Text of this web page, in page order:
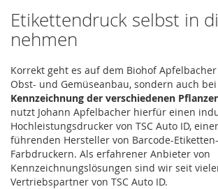
Etikettendruck selbst in
nehmen
Korrekt geht es auf dem Biohof
Obst- und Gemüseanbau, sondern auch
Kennzeichnung der verschiedenen
nutzt Johann Apfelbacher hierfür einen
Hochleistungsdrucker von TSC Auto ID,
führenden Hersteller von Barcode-
Farbdruckern. Als erfahrener Anbieter von
Kennzeichnungslösungen sind wir seit
Vertriebspartner von TSC Auto ID.